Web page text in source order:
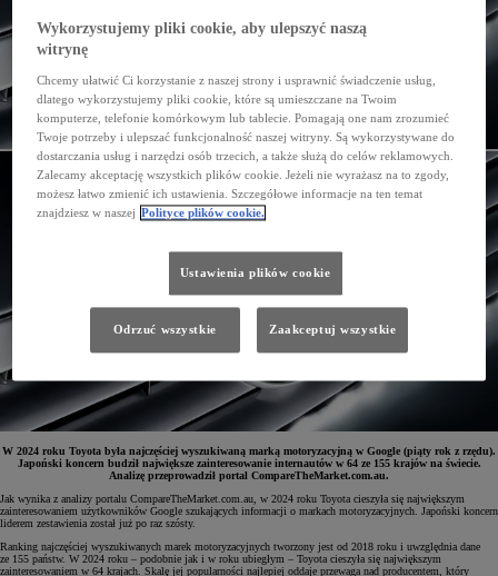
W 2024 roku Toyota była najczęściej wyszukiwaną marką motoryzacyjną w Google (piąty rok z rzędu).
Japoński koncern budził największe zainteresowanie internautów w 64 ze 155 krajów na świecie.
Analizę przeprowadził portal CompareTheMarket.com.au.
Jak wynika z analizy portalu CompareTheMarket.com.au, w 2024 roku Toyota cieszyła się największym
zainteresowaniem użytkowników Google szukających informacji o markach motoryzacyjnych. Japoński koncern
liderem zestawienia został już po raz szósty.
Ranking najczęściej wyszukiwanych marek motoryzacyjnych tworzony jest od 2018 roku i uwzględnia dane
ze 155 państw. W 2024 roku – podobnie jak i w roku ubiegłym – Toyota cieszyła się największym
zainteresowaniem w 64 krajach. Skalę jej popularności najlepiej oddaje przewaga nad producentem, który
Wykorzystujemy pliki cookie, aby ulepszyć naszą
witrynę
Chcemy ułatwić Ci korzystanie z naszej strony i usprawnić świadczenie usług,
dlatego wykorzystujemy pliki cookie, które są umieszczane na Twoim
komputerze, telefonie komórkowym lub tablecie. Pomagają one nam zrozumieć
Twoje potrzeby i ulepszać funkcjonalność naszej witryny. Są wykorzystywane do
dostarczania usług i narzędzi osób trzecich, a także służą do celów reklamowych.
Zalecamy akceptację wszystkich plików cookie. Jeżeli nie wyrażasz na to zgody,
możesz łatwo zmienić ich ustawienia. Szczegółowe informacje na ten temat
znajdziesz w naszej Polityce plików cookie.
Ustawienia plików cookie
Odrzuć wszystkie Zaakceptuj wszystkie